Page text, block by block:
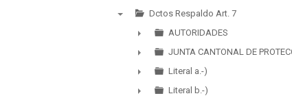
Dctos Respaldo Art. 7
►
AUTORIDADES
►
JUNTA CANTONAL DE
►
Literal a.-)
Literal b.-)